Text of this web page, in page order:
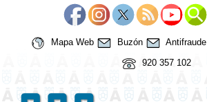
Mapa Web Buzón Antifraude
920 357 102